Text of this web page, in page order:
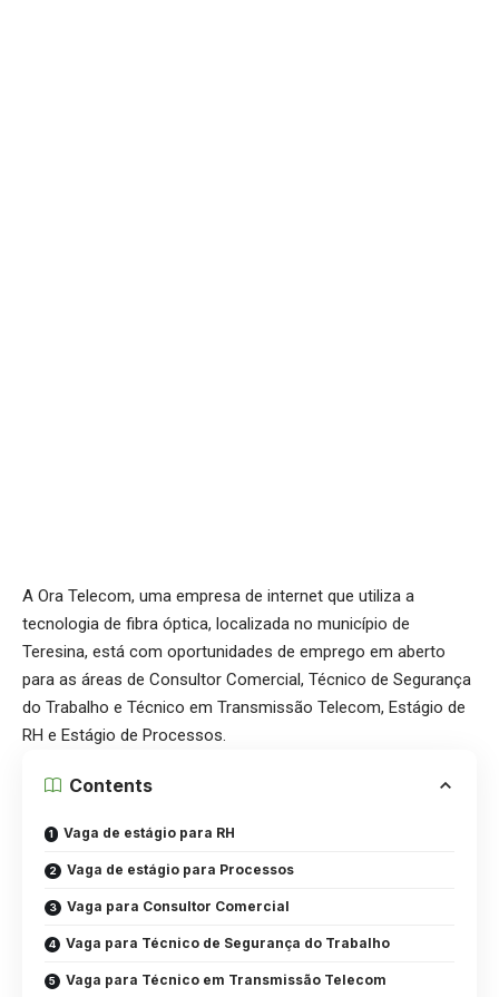
A Ora Telecom, uma empresa de internet que utiliza a
tecnologia de fibra óptica, localizada no município de
Teresina, está com oportunidades de emprego em aberto
para as áreas de Consultor Comercial, Técnico de Segurança
do Trabalho e Técnico em Transmissão Telecom, Estágio de
RH e Estágio de Processos.
Contents
Vaga de estágio para RH
Vaga de estágio para Processos
Vaga para Consultor Comercial
Vaga para Técnico de Segurança do Trabalho
Vaga para Técnico em Transmissão Telecom